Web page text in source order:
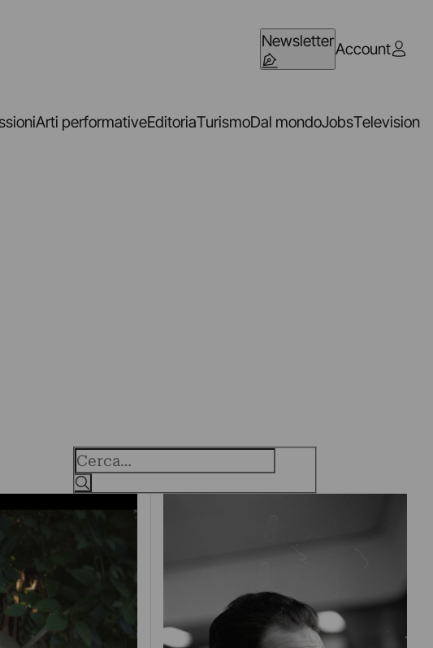
NewsletterAccount
Arti performativeEditoriaTurismoDal mondoJobsTelevision